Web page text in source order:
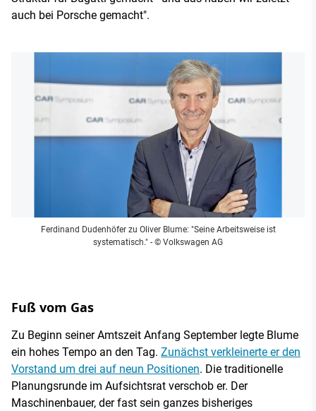
auch bei Porsche gemacht".
Ferdinand Dudenhöfer zu Oliver Blume: "Seine Arbeitsweise ist
systematisch." - © Volkswagen AG
Fuß vom Gas
Zu Beginn seiner Amtszeit Anfang September legte Blume
ein hohes Tempo an den Tag. Zunächst verkleinerte er den
Vorstand um drei auf neun Positionen. Die traditionelle
Planungsrunde im Aufsichtsrat verschob er. Der
Maschinenbauer, der fast sein ganzes bisheriges